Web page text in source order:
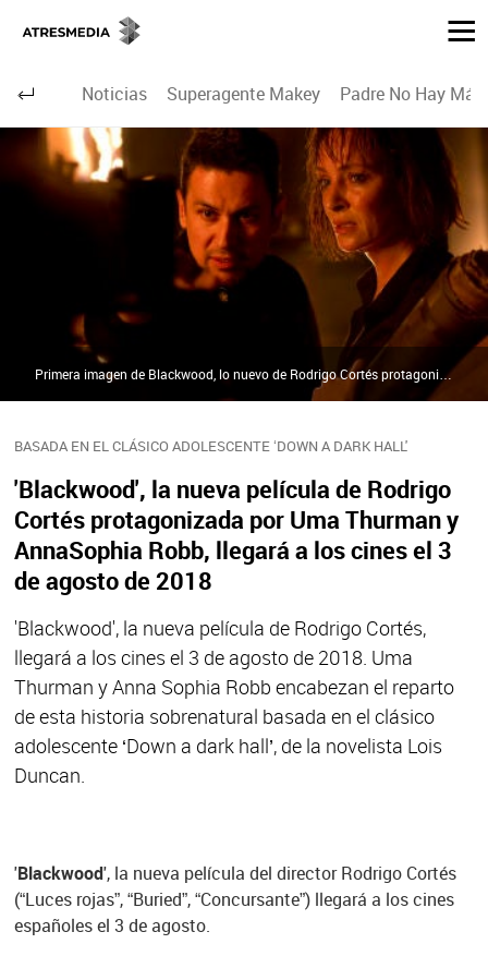
Noticias Superagente Makey Padre No Hay
BASADA EN EL CLÁSICO ADOLESCENTE ‘DOWN A DARK HALL'
'Blackwood', la nueva película de Rodrigo
Cortés protagonizada por Uma Thurman y
AnnaSophia Robb, llegará a los cines el 3
de agosto de 2018
'Blackwood', la nueva película de Rodrigo Cortés,
llegará a los cines el 3 de agosto de 2018. Uma
Thurman y Anna Sophia Robb encabezan el reparto
de esta historia sobrenatural basada en el clásico
adolescente ‘Down a dark hall’, de la novelista Lois
Duncan.
Primera imagen de Blackwood, lo nuevo de Rodrigo Cortés protagonizado por Uma Thurman | atresmediacine.com
'Blackwood', la nueva película del director Rodrigo Cortés
(“Luces rojas”, “Buried”, “Concursante”) llegará a los cines
españoles el 3 de agosto.